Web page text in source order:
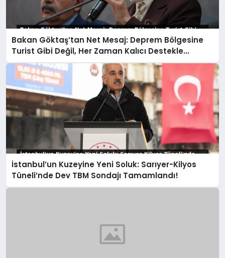
Bakan Göktaş’tan Net Mesaj: Deprem Bölgesine
Turist Gibi Değil, Her Zaman Kalıcı Destekle
Gidiyoruz!
İstanbul’un Kuzeyine Yeni Soluk: Sarıyer-Kilyos
Tüneli’nde Dev TBM Sondajı Tamamlandı!